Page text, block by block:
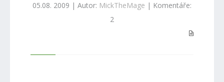
05.08. 2009 | Autor: MickTheMage | Komentáře:
2